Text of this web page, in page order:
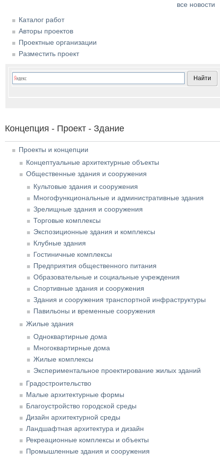
все новости
Каталог работ
Авторы проектов
Проектные организации
Разместить проект
Концепция - Проект - Здание
Проекты и концепции
Концептуальные архитектурные объекты
Общественные здания и сооружения
Культовые здания и сооружения
Многофункциональные и административные здания
Зрелищные здания и сооружения
Торговые комплексы
Экспозиционные здания и комплексы
Клубные здания
Гостиничные комплексы
Предприятия общественного питания
Образовательные и социальные учреждения
Спортивные здания и сооружения
Здания и сооружения транспортной инфраструктуры
Павильоны и временные сооружения
Жилые здания
Одноквартирные дома
Многоквартирные дома
Жилые комплексы
Экспериментальное проектирование жилых зданий
Градостроительство
Малые архитектурные формы
Благоустройство городской среды
Дизайн архитектурной среды
Ландшафтная архитектура и дизайн
Рекреационные комплексы и объекты
Промышленные здания и сооружения